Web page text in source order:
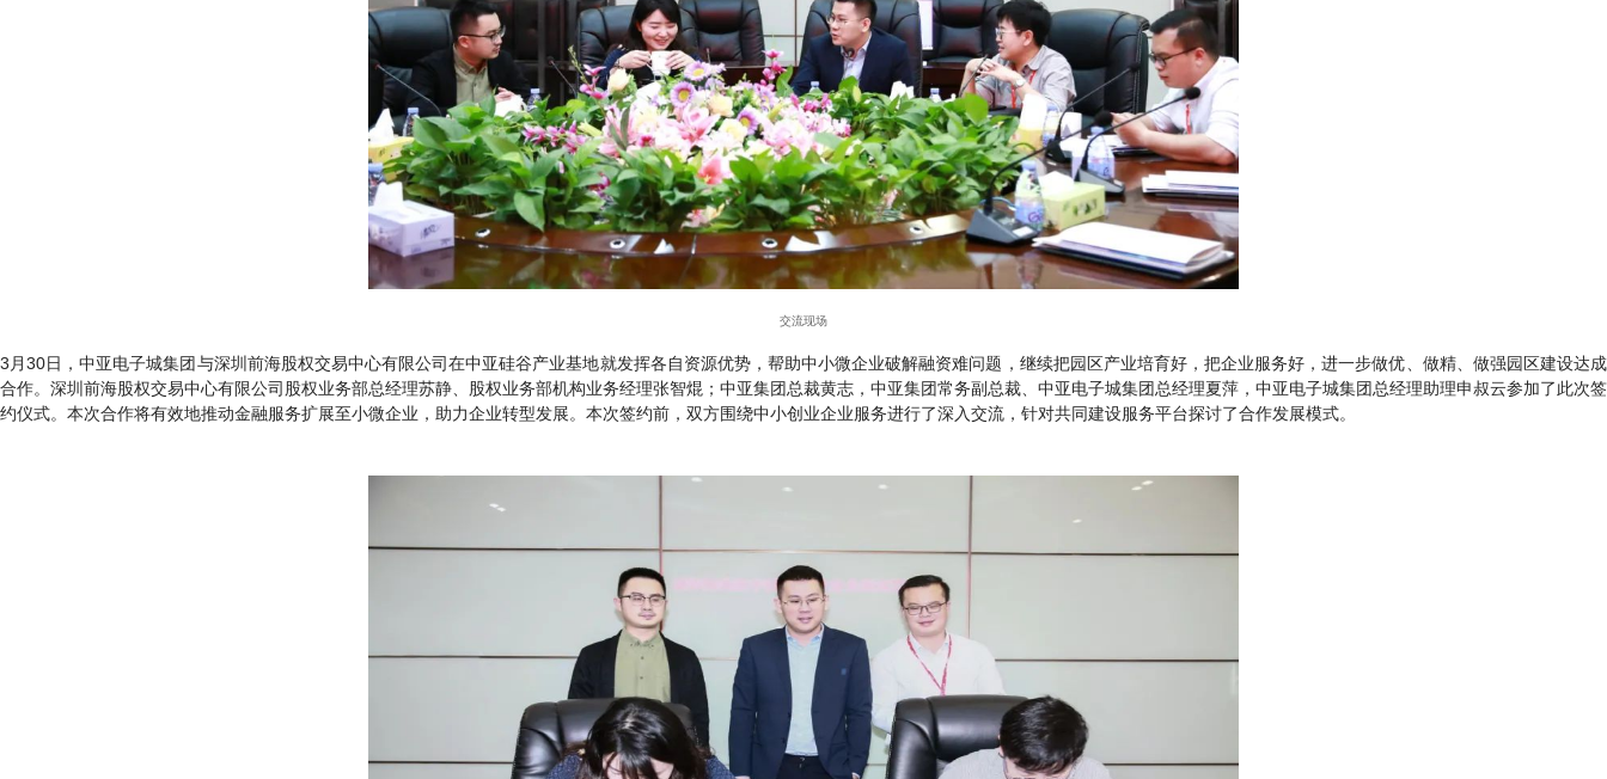
交流现场
3月30日，中亚电子城集团与深圳前海股权交易中心有限公司在中亚硅谷产业基地就发挥各自资源优势，帮助中小微企业破解融资难问题，继续把园区产业培育好，把企业服务好，进一步做优、做精、做强园区建设达成
合作。深圳前海股权交易中心有限公司股权业务部总经理苏静、股权业务部机构业务经理张智焜；中亚集团总裁黄志，中亚集团常务副总裁、中亚电子城集团总经理夏萍，中亚电子城集团总经理助理申叔云参加了此次签
约仪式。本次合作将有效地推动金融服务扩展至小微企业，助力企业转型发展。本次签约前，双方围绕中小创业企业服务进行了深入交流，针对共同建设服务平台探讨了合作发展模式。